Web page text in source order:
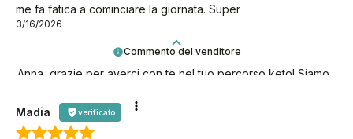
Commento del venditore
Anna, grazie per averci con te nel tuo percorso keto! Siamo
me fa fatica a cominciare la giornata. Super
3/16/2026
Madia verificato